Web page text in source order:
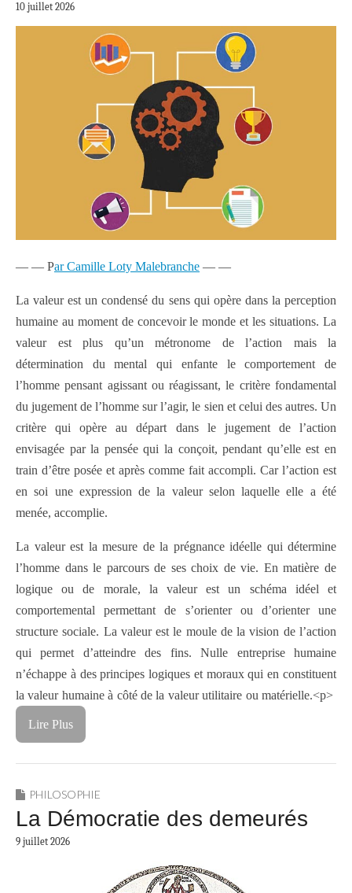
10 juillet 2026
— — Par Camille Loty Malebranche — —
La valeur est un condensé du sens qui opère dans la perception
humaine au moment de concevoir le monde et les situations. La
valeur est plus qu’un métronome de l’action mais la
détermination du mental qui enfante le comportement de
l’homme pensant agissant ou réagissant, le critère fondamental
du jugement de l’homme sur l’agir, le sien et celui des autres. Un
critère qui opère au départ dans le jugement de l’action
envisagée par la pensée qui la conçoit, pendant qu’elle est en
train d’être posée et après comme fait accompli. Car l’action est
en soi une expression de la valeur selon laquelle elle a été
menée, accomplie.
La valeur est la mesure de la prégnance idéelle qui détermine
l’homme dans le parcours de ses choix de vie. En matière de
logique ou de morale, la valeur est un schéma idéel et
comportemental permettant de s’orienter ou d’orienter une
structure sociale. La valeur est le moule de la vision de l’action
qui permet d’atteindre des fins. Nulle entreprise humaine
n’échappe à des principes logiques et moraux qui en constituent
la valeur humaine à côté de la valeur utilitaire ou matérielle.<p>
Lire Plus
PHILOSOPHIE
La Démocratie des demeurés
9 juillet 2026